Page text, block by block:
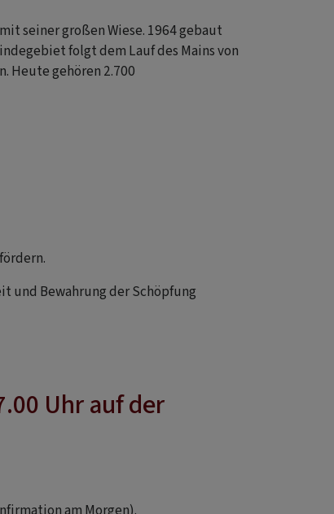
seiner großen Wiese. 1964 gebaut
folgt dem Lauf des Mains von
Heute gehören 2.700
fördern.
und Bewahrung der Schöpfung
Uhr auf der
am Morgen).